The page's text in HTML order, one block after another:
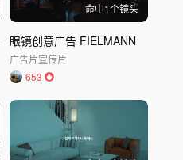
命中1个镜头
眼镜创意广告 FIELMANN
广告片宣传片
653